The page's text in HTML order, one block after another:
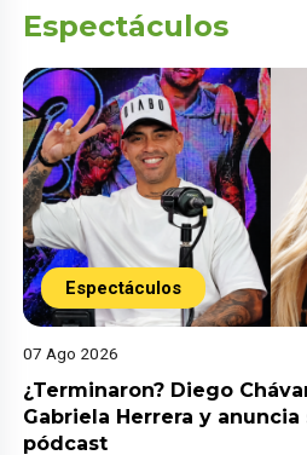
Espectáculos
Espectáculos
07 Ago 2026
¿Terminaron? Diego
Gabriela Herrera y
pódcast